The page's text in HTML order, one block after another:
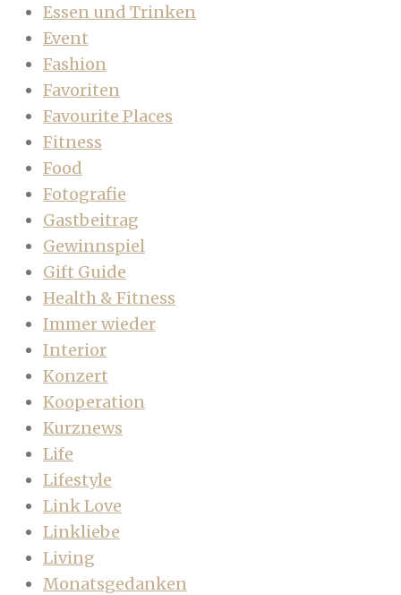
Essen und Trinken
Event
Fashion
Favoriten
Favourite Places
Fitness
Food
Fotografie
Gastbeitrag
Gewinnspiel
Gift Guide
Health & Fitness
Immer wieder
Interior
Konzert
Kooperation
Kurznews
Life
Lifestyle
Link Love
Linkliebe
Living
Monatsgedanken